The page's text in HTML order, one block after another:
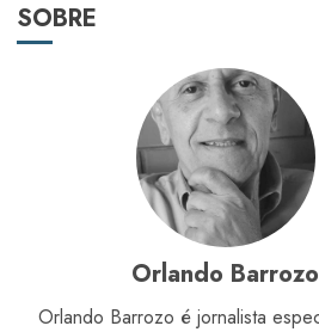
SOBRE
Orlando Barrozo
Orlando Barrozo é jornalista